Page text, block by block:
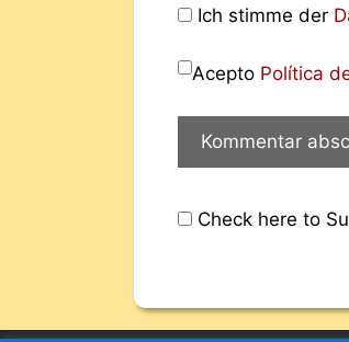
Ich stimme der
Acepto Política
Check here to